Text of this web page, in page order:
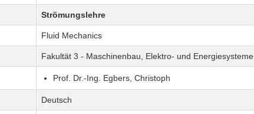
Strömungslehre
Fluid Mechanics
Fakultät 3 - Maschinenbau, Elektro- und Energiesysteme
Prof. Dr.-Ing. Egbers, Christoph
Deutsch